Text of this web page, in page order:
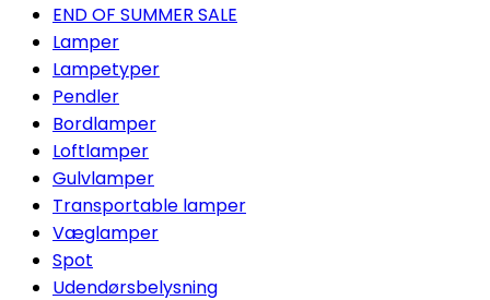
END OF SUMMER SALE
Lamper
Lampetyper
Pendler
Bordlamper
Loftlamper
Gulvlamper
Transportable lamper
Væglamper
Spot
Udendørsbelysning